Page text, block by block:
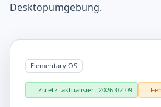
Impressum
Datenschutz
Desktopumgebung.
Elementary OS
Zuletzt aktualisiert:2026-02-09